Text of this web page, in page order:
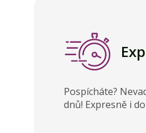
Pospícháte?
dnů! Expresně i